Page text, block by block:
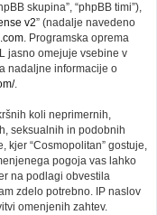
skupina”, “phpBB timi”),
v2” (nadalje navedeno
. Programska oprema
jasno omejuje vsebine v
nadaljne informacije o
.
koli neprimernih,
seksualnih in podobnih
kjer “Cosmopolitan” gostuje,
pogoja vas lahko
na podlagi obvestila
zdelo potrebno. IP naslov
omenjenih zahtev.